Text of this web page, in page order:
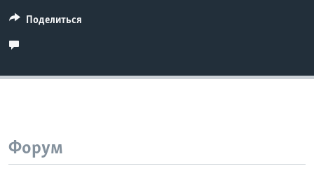
Поделиться
Форум